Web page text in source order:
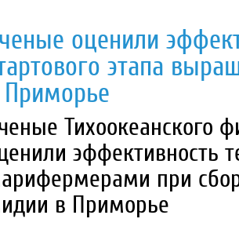
оценили
этапа
Приморье
Тихоокеанского
эффективность
при
в Приморье